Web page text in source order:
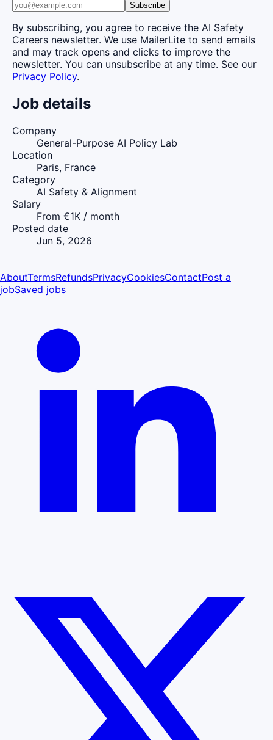
Subscribe
By subscribing, you agree to receive the AI Safety
Careers newsletter. We use MailerLite to send emails
and may track opens and clicks to improve the
newsletter. You can unsubscribe at any time. See our
Privacy Policy.
Job details
Company
General-Purpose AI Policy Lab
Location
Paris, France
Category
AI Safety & Alignment
Salary
From €1K / month
Posted date
Jun 5, 2026
AboutTermsRefundsPrivacyCookiesContactPost a
jobSaved jobs